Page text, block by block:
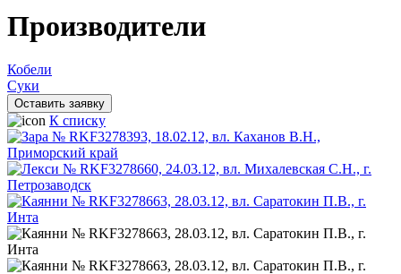
Производители
Кобели
Суки
Оставить заявку
К списку